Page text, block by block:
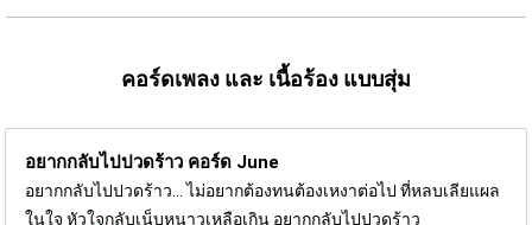
คอร์ดเพลง และ เนื้อร้อง แบบสุ่ม
อยากกลับไปปวดร้าว คอร์ด June
อยากกลับไปปวดร้าว... ไม่อยากต้องทนต้องเหงาต่อไป ที่หลบเลียแผล
ในใจ หัวใจกลับเน็บหนาวเหลือเกิน อยากกลับไปปวดร้าว